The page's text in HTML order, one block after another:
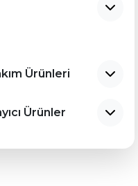
Ürünleri
Ürünler